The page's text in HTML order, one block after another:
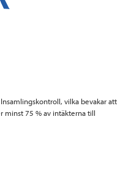
e
vilka bevakar att
minst 75 % av intäkterna till